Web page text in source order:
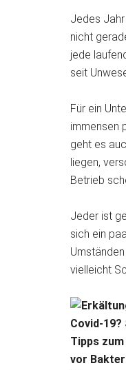
Jedes Jahr
nicht
jede
seit
Für ein
immensen
geht es
liegen,
Betrieb
Jeder ist
sich ein
vielleicht